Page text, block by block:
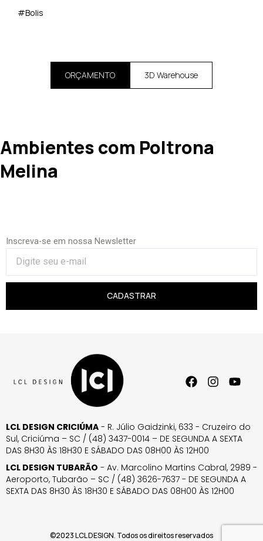
#Bolis
ORÇAMENTO 3D Warehouse
Ambientes com Poltrona
Melina
Inscreva-se em nossa Newsletter
CADASTRAR
LCL DESIGN CRICIÚMA - R. Júlio Gaidzinki, 633 - Cruzeiro do
Sul, Criciúma – SC / (48) 3437-0014 – DE SEGUNDA A SEXTA
DAS 8H30 ÀS 18H30 E SÁBADO DAS 08H00 ÀS 12H00
LCL DESIGN TUBARÃO - Av. Marcolino Martins Cabral, 2989 -
Aeroporto, Tubarão – SC / (48) 3626-7637 - DE SEGUNDA A
SEXTA DAS 8H30 ÀS 18H30 E SÁBADO DAS 08H00 ÀS 12H00
©2023 LCL DESIGN. Todos os direitos reservados